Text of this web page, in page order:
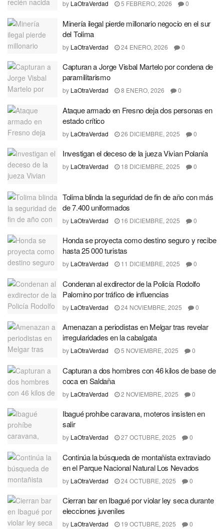
by LaOtraVerdad 5 FEBRERO, 2026 0
Minería ilegal pierde millonario negocio en el sur
del Tolima
by LaOtraVerdad 24 ENERO, 2026 0
Capturan a Jorge Visbal Martelo por condena de
paramilitarismo
by LaOtraVerdad 8 ENERO, 2026 0
Ataque armado en Fresno deja dos personas en
estado crítico
by LaOtraVerdad 26 DICIEMBRE, 2025 0
Investigan el deceso de la jueza Vivian Polanía
by LaOtraVerdad 18 DICIEMBRE, 2025 0
Tolima blinda la seguridad de fin de año con más
de 7.400 uniformados
by LaOtraVerdad 16 DICIEMBRE, 2025 0
Honda se proyecta como destino seguro y recibe
hasta 25 000 turistas
by LaOtraVerdad 11 DICIEMBRE, 2025 0
Condenan al exdirector de la Policía Rodolfo
Palomino por tráfico de influencias
by LaOtraVerdad 24 NOVIEMBRE, 2025 0
Amenazan a periodistas en Melgar tras revelar
irregularidades en la cabalgata
by LaOtraVerdad 5 NOVIEMBRE, 2025 0
Capturan a dos hombres con 46 kilos de base de
coca en Saldaña
by LaOtraVerdad 2 NOVIEMBRE, 2025 0
Ibagué prohíbe caravana, moteros insisten en
salir
by LaOtraVerdad 27 OCTUBRE, 2025 0
Continúa la búsqueda de montañista extraviado
en el Parque Nacional Natural Los Nevados
by LaOtraVerdad 24 OCTUBRE, 2025 0
Cierran bar en Ibagué por violar ley seca durante
elecciones juveniles
by LaOtraVerdad 19 OCTUBRE, 2025 0